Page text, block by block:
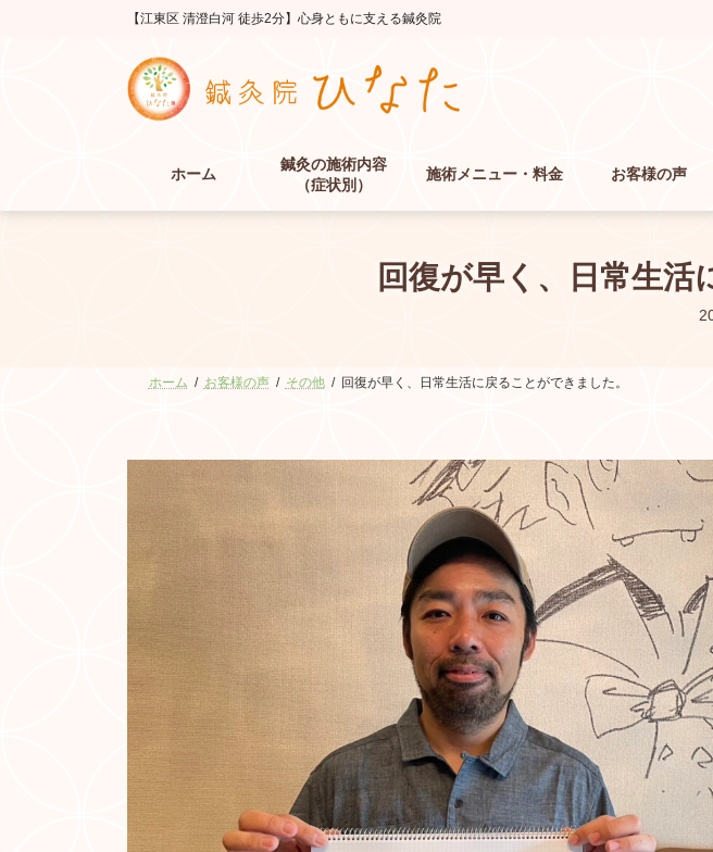
プ
動
【江東区 清澄白河 徒歩2分】心身ともに支える鍼灸院
ホーム
鍼灸の施術内容
（症状別）
施術メニュー・料金 お客様の声
回復が早く、日常生活
ホーム お客様の声 その他 回復が早く、日常生活に戻ることができました。